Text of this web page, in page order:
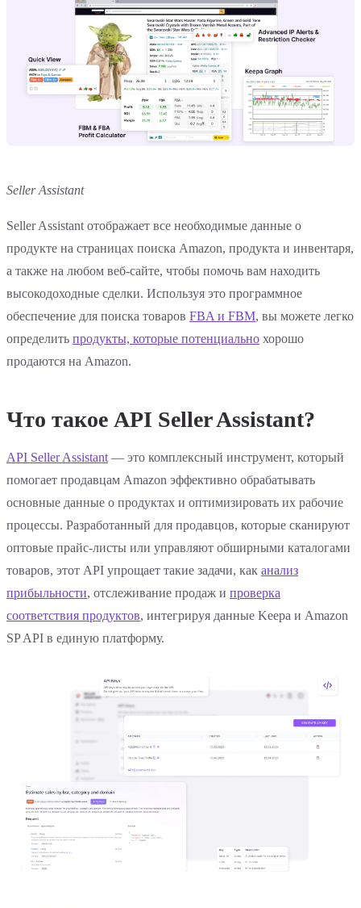
Seller Assistant
Seller Assistant отображает все необходимые данные о
продукте на страницах поиска Amazon, продукта и инвентаря,
а также на любом веб-сайте, чтобы помочь вам находить
высокодоходные сделки. Используя это программное
обеспечение для поиска товаров FBA и FBM, вы можете легко
определить продукты, которые потенциально хорошо
продаются на Amazon.
Что такое API Seller Assistant?
API Seller Assistant — это комплексный инструмент, который
помогает продавцам Amazon эффективно обрабатывать
основные данные о продуктах и оптимизировать их рабочие
процессы. Разработанный для продавцов, которые сканируют
оптовые прайс-листы или управляют обширными каталогами
товаров, этот API упрощает такие задачи, как анализ
прибыльности, отслеживание продаж и проверка
соответствия продуктов, интегрируя данные Keepa и Amazon
SP API в единую платформу.